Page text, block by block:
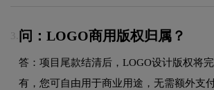
3. 问：LOGO商用版权归属？
答：项目尾款结清后，LOGO设计版权将
有，您可自由用于商业用途，无需额外支